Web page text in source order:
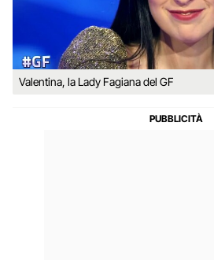
Valentina, la Lady Fagiana del GF